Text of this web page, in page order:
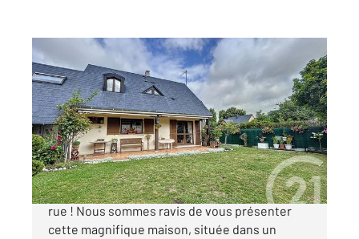
COMPIEGNE 60
113 m2, 4 pièces
Ref : 14313
Maison à vendre
297 000 €
Découvrez votre havre de paix en retrait de la
rue ! Nous sommes ravis de vous présenter
cette magnifique maison, située dans un